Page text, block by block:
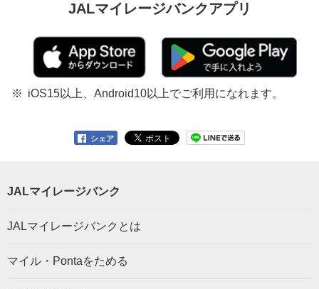
JALマイレージバンクアプリ
iOS15以上、Android10以上でご利用になれます。
シェア
JALマイレージバンク
JALマイレージバンクとは
マイル・Pontaをためる